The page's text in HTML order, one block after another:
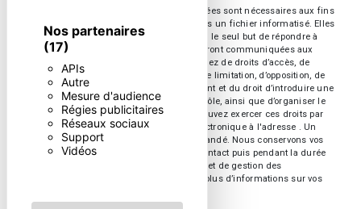
Nos partenaires
(17)
APIs
Autre
Mesure d'audience
Régies publicitaires
Réseaux sociaux
Support
Vidéos
** Les données personnelles communiquées sont nécessaires aux fins
de vous contacter et sont enregistrées dans un fichier informatisé. Elles
sont destinées à et ses sous-traitants dans le seul but de répondre à
votre message. Les données collectées seront communiquées aux
seuls destinataires suivants: . Vous disposez de droits d’accès, de
rectification, d’effacement, de portabilité, de limitation, d’opposition, de
retrait de votre consentement à tout moment et du droit d’introduire une
réclamation auprès d’une autorité de contrôle, ainsi que d’organiser le
sort de vos données post-mortem. Vous pouvez exercer ces droits par
voie postale à l'adresse ou par courrier électronique à l'adresse . Un
justificatif d'identité pourra vous être demandé. Nous conservons vos
données pendant la période de prise de contact puis pendant la durée
de prescription légale aux fins probatoires et de gestion des
contentieux. Consultez le site cnil.fr pour plus d’informations sur vos